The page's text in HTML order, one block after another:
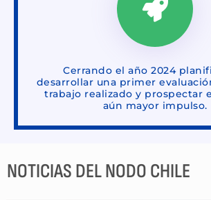
Cerrando el año 2024
desarrollar una primer
trabajo realizado y prospectar
aún mayor impulso.
NOTICIAS DEL NODO CHILE